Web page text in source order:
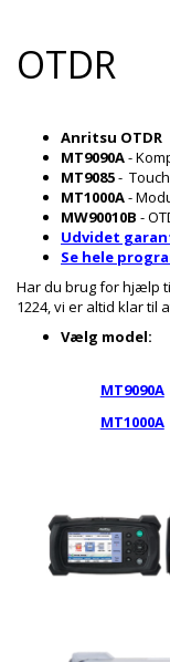
OTDR
Anritsu OTDR
MT9090A-
MT9085-
MT1000A-
MW90010B -
Udvidet
Se hele
Har du brug for hjælp
1224, vi er altid klar til
Vælg model:
MT9090A
MT1000A